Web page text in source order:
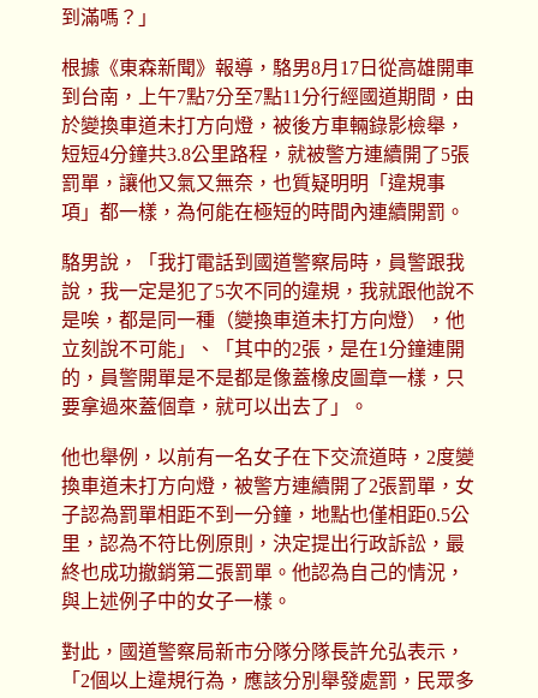
到滿嗎？」
根據《東森新聞》報導，駱男8月17日從高雄開車
到台南，上午7點7分至7點11分行經國道期間，由
於變換車道未打方向燈，被後方車輛錄影檢舉，
短短4分鐘共3.8公里路程，就被警方連續開了5張
罰單，讓他又氣又無奈，也質疑明明「違規事
項」都一樣，為何能在極短的時間內連續開罰。
駱男說，「我打電話到國道警察局時，員警跟我
說，我一定是犯了5次不同的違規，我就跟他說不
是唉，都是同一種（變換車道未打方向燈），他
立刻說不可能」、「其中的2張，是在1分鐘連開
的，員警開單是不是都是像蓋橡皮圖章一樣，只
要拿過來蓋個章，就可以出去了」。
他也舉例，以前有一名女子在下交流道時，2度變
換車道未打方向燈，被警方連續開了2張罰單，女
子認為罰單相距不到一分鐘，地點也僅相距0.5公
里，認為不符比例原則，決定提出行政訴訟，最
終也成功撤銷第二張罰單。他認為自己的情況，
與上述例子中的女子一樣。
對此，國道警察局新市分隊分隊長許允弘表示，
「2個以上違規行為，應該分別舉發處罰，民眾多